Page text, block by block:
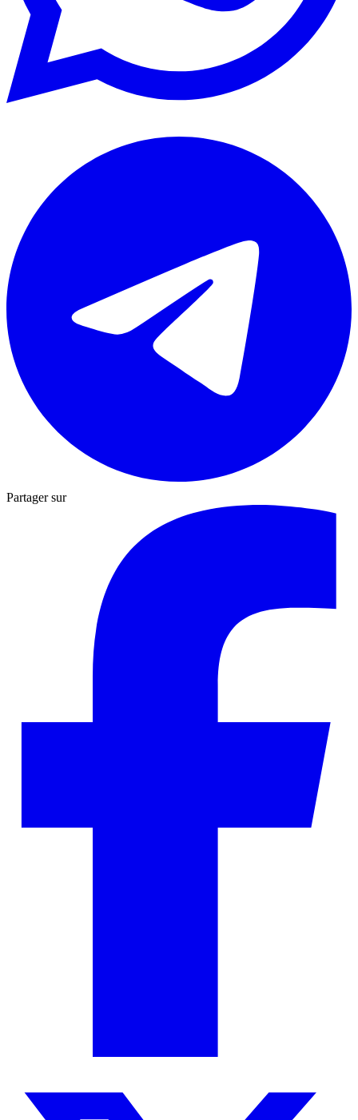
Partager sur